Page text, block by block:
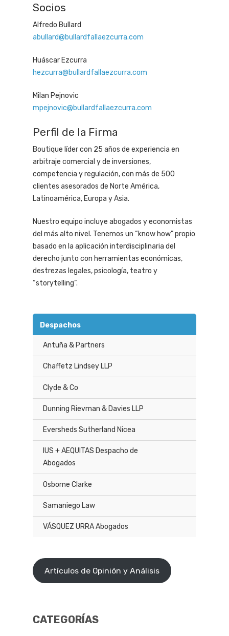
Socios
Alfredo Bullard
abullard@bullardfallaezcurra.com
Huáscar Ezcurra
hezcurra@bullardfallaezcurra.com
Milan Pejnovic
mpejnovic@bullardfallaezcurra.com
Perfil de la Firma
Boutique líder con 25 años de experiencia en
arbitraje comercial y de inversiones,
competencia y regulación, con más de 500
clientes asesorados de Norte América,
Latinoamérica, Europa y Asia.
Nuestro equipo incluye abogados y economistas
del más alto nivel. Tenemos un “know how” propio
basado en la aplicación interdisciplinaria del
derecho junto con herramientas económicas,
destrezas legales, psicología, teatro y
“storytelling”.
Despachos
Antuña & Partners
Chaffetz Lindsey LLP
Clyde & Co
Dunning Rievman & Davies LLP
Eversheds Sutherland Nicea
IUS + AEQUITAS Despacho de
Abogados
Osborne Clarke
Samaniego Law
VÁSQUEZ URRA Abogados
Artículos de Opinión y Análisis
CATEGORÍAS